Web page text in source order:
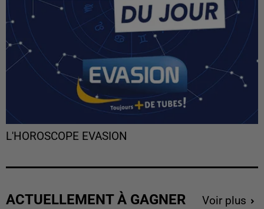
L'HOROSCOPE EVASION
ACTUELLEMENT À GAGNER Voir plus